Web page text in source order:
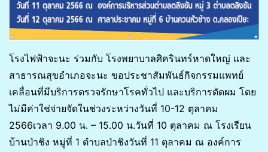
โรงไฟฟ้าจะนะ ร่วมกับ โรงพยาบาลศิครินทร์หาดใหญ่ และ
สาธารณสุขอำเภอจะนะ ขอประชาสัมพันธ์​กิจกรรมแพทย์
เคลื่อนที่มีบริการตรวจรักษาโรคทั่วไป​ และบริการตัดผม​ โดย
ไม่มีค่าใช่จ่ายจัดในช่วงระหว่างวันที่ 10-12 ตุลาคม
2566เวลา​ 9.00 น.​ – 15.00​ น.วันที่ 10 ตุลาคม ณ โรงเรียน
บ้านป่าชิง หมู่ที่​ 1 ตำบลป่าชิงวันที่ 11 ตุลาคม ณ องค์การ